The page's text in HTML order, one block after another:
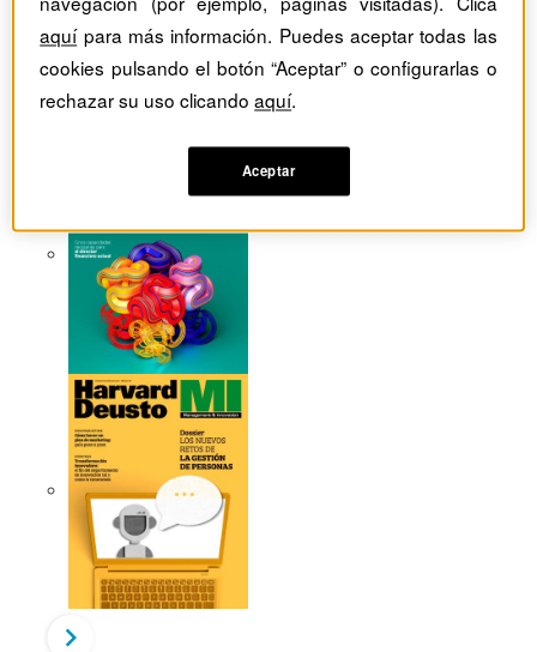
Dossieres
Revistas del mes
aquípara más información. Puedes aceptar todas las
cookies pulsando el botón “Aceptar” o configurarlas o
rechazar su uso clicandoaquí.
Aceptar